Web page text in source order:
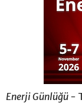
Enerji Günlüğü -